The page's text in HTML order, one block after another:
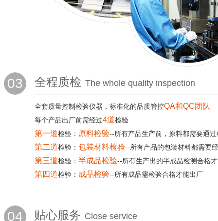
03 全程质检 The whole quality inspection
全套质量控制检验仪器，标准化的品质管控QA和QC团队
每个产品出厂前需经过4道检验
第一道检验： 原料检验--所有产品生产前，原料都需要通
第二道检验： 包装材料检验--所有产品的包装材料都需要
第三道检验： 半成品检验--所有生产出的半成品检测合格
第四道检验： 成品检验--所有成品需检验合格才能出厂
04 贴心服务 Close service